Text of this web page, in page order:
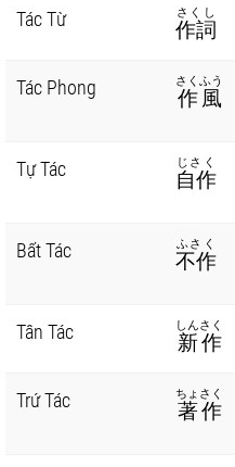
Tác Từ 作詞
さくし
Tác Phong 作風
さくふう
Tự Tác 自作
じさく
Bất Tác 不作
ふさく
Tân Tác 新作
しんさく
Trứ Tác 著作
ちょさく